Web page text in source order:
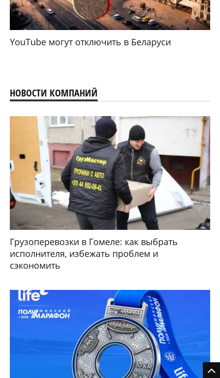
YouTube могут отключить в Беларуси
НОВОСТИ КОМПАНИЙ
Грузоперевозки в Гомеле: как выбрать
исполнителя, избежать проблем и
сэкономить